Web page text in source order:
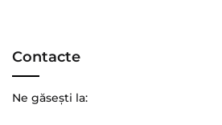
Contacte
Ne găsești la: